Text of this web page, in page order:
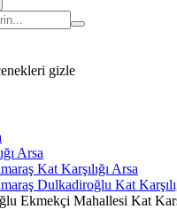
gizle
Arsa
Kat Karşılığı Arsa
Dulkadiroğlu Kat
Ekmekçi Mahallesi Kat